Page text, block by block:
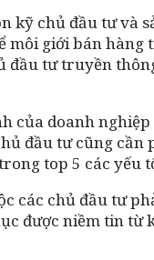
kỹ chủ đầu tư và
giới bán
tư truyền
của doanh
đầu tư cũng
top 5 các yếu
các chủ đầu tư
được niềm tin từ